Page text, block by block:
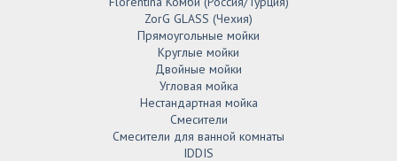
ZorG GLASS (Чехия)
Прямоугольные мойки
Круглые мойки
Двойные мойки
Угловая мойка
Нестандартная мойка
Смесители
Смесители для ванной комнаты
IDDIS